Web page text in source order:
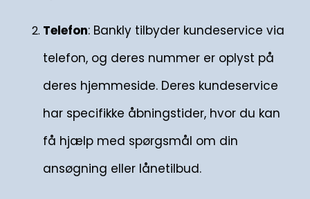
Telefon: Bankly tilbyder kundeservice via
telefon, og deres nummer er oplyst på
deres hjemmeside. Deres kundeservice
har specifikke åbningstider, hvor du kan
få hjælp med spørgsmål om din
ansøgning eller lånetilbud.